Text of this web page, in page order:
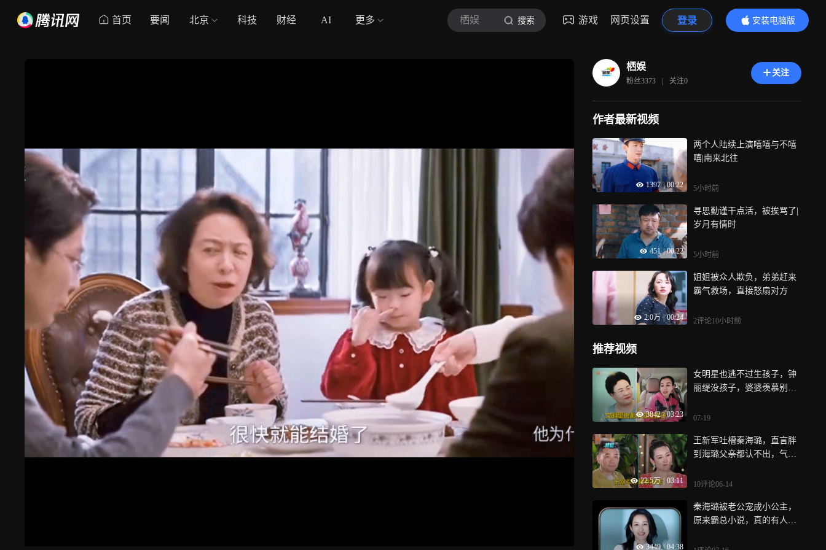
首页 要闻 北京 科技 财经 AI 更多 栖娱 搜索 游戏 网页设置 登录
安装电脑版
内容更精彩
栖娱
粉丝3373 | 关注0
关注
作者最新视频
1397 | 00:22
两个人陆续上演嘻嘻与不嘻
嘻|南来北往
5小时前
451 | 00:22
寻思勤谨干点活，被挨骂了|
岁月有情时
5小时前
2.0万 00:24
姐姐被众人欺负，弟弟赶来
霸气救场，直接怒扇对方
2评论10小时前
推荐视频
3842 | 03:23
女明星也逃不过生孩子，钟
丽缇没孩子，婆婆羡慕别人
07-19
22.5万 03:11
王新军吐槽秦海璐，直言胖
到海璐父亲都认不出，气坏
10评论06-14
3449 | 04:38
秦海璐被老公宠成小公主，
原来霸总小说，真的有人活